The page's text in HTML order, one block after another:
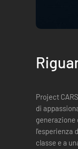
Project CARS è
di
generazione
l'esperienza degli sviluppatori. Scopri
classe e a